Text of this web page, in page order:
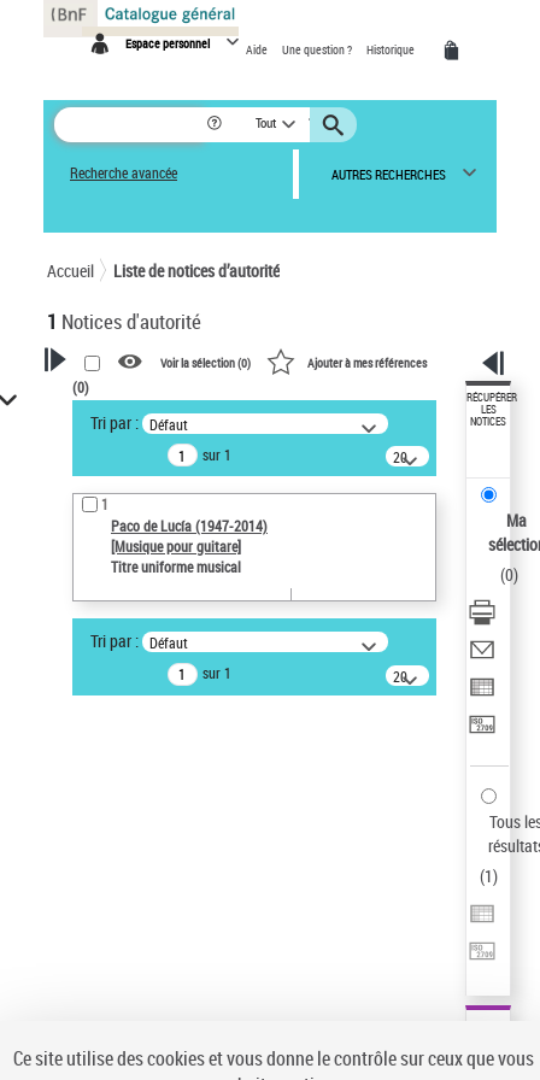
Espace personnel Aide Une question ? Historique
Tout
Recherche avancée AUTRES RECHERCHES
Accueil Liste de notices d’autorité
1 Notices d'autorité
VOTRE RECHERCHE
Recherche avancée dans les
notices d’autorité
Œuvres liées à l'auteur :
Paco de Lucía (1947-2014)
Type de notice d'autorité
ne s'applique pas
Sauvegarder votre recherche
Voir la sélection (0) Ajouter à mes références
(0)
Tri par : Défaut
sur 1
20
résultats/page
1
Paco de Lucía (1947-2014)
[Musique pour guitare]
Titre uniforme musical
Tri par : Défaut
sur 1
20
résultats/page
RÉCUPÉRER
LES
NOTICES
Ma
(0)
Tous
(1)
Panneau de gestion des cookies
Ce site utilise des cookies et vous donne le contrôle sur ceux que vous